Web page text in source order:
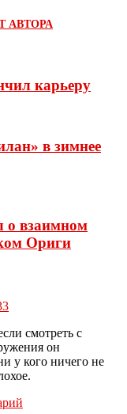
АВТОРА
карьеру
в зимнее
о взаимном
Ориги
смотреть с
он
у кого ничего не